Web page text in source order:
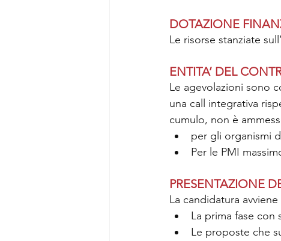
DOTAZIONE
Le risorse stanziate
ENTITA’ DEL
Le agevolazioni sono
una call integrativa
cumulo, non è
per gli organismi
Per le PMI
PRESENTAZIONE
La candidatura
La prima fase con
Le proposte che